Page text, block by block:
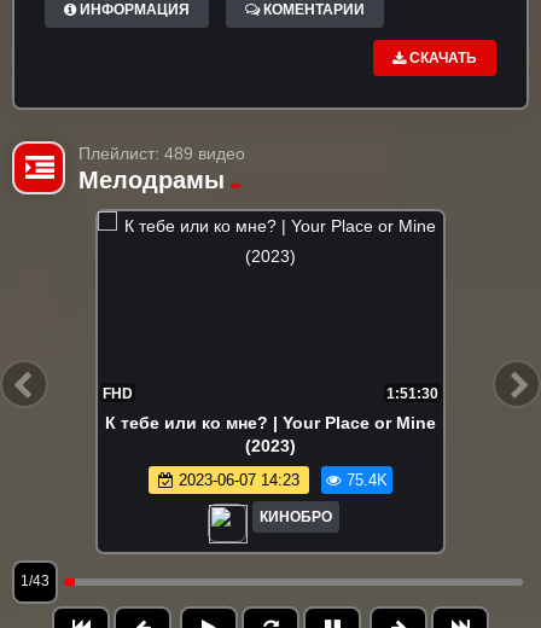
ИНФОРМАЦИЯ КОМЕНТАРИИ
СКАЧАТЬ
Плейлист: 489 видео
Мелодрамы
FHD 1:51:30
К тебе или ко мне? | Your Place or Mine
(2023)
2023-06-07 14:23 75.4K
КИНОБРО
1/43